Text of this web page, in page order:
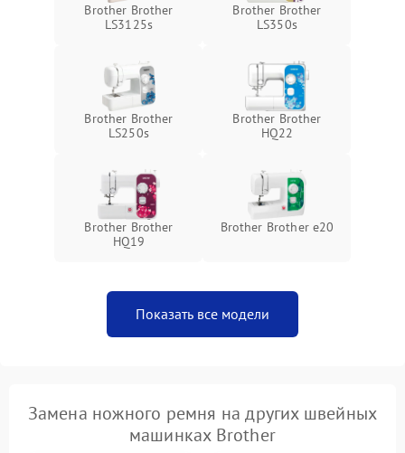
Brother Brother
LS3125s
Brother Brother
LS350s
Brother Brother
LS250s
Brother Brother
HQ22
Brother Brother
HQ19
Brother Brother e20
Показать все модели
Замена ножного ремня на других швейных
машинках Brother